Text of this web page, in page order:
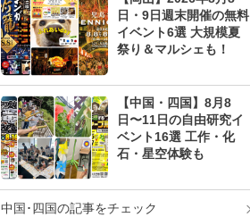
日・9日週末開催の無料
イベント6選 大規模夏
祭り＆マルシェも！
【中国・四国】8月8
日〜11日の自由研究イ
ベント16選 工作・化
石・星空体験も
中国･四国の記事をチェック